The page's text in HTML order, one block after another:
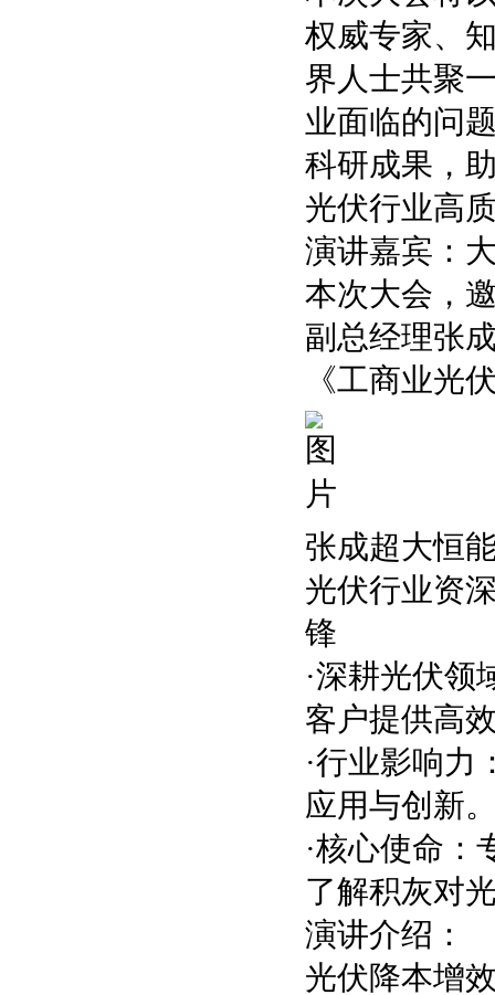
权威专家、
界人士共聚
业面临的问
科研成果，
光伏行业高
演讲嘉宾：
本次大会，
副总经理张
《工商业光
张成超大恒
光伏行业资
锋
·深耕光伏领
客户提供高
·行业影响力
应用与创新
·核心使命：
了解积灰对
演讲介绍：
光伏降本增